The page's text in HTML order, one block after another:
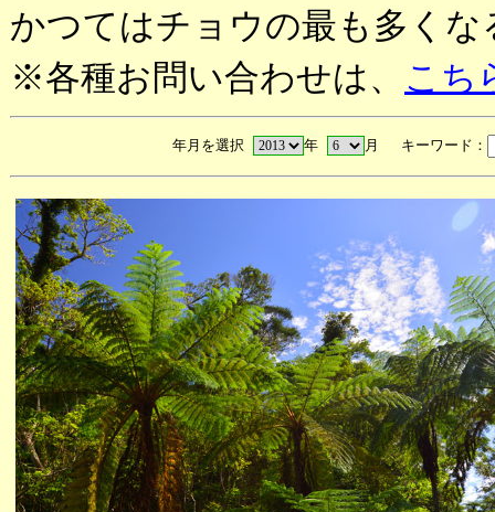
かつてはチョウの最も多く
※各種お問い合わせは、 こち
年月を選択 年 月 キーワード：